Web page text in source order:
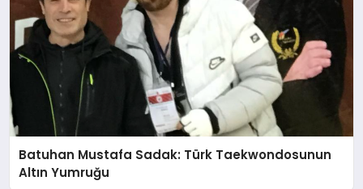
Batuhan Mustafa Sadak: Türk Taekwondosunun
Altın Yumruğu